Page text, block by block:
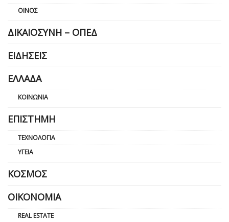
ΟΊΝΟΣ
ΔΙΚΑΙΟΣΎΝΗ – ΟΠΕΔ
ΕΙΔΉΣΕΙΣ
ΕΛΛΆΔΑ
ΚΟΙΝΩΝΊΑ
ΕΠΙΣΤΉΜΗ
ΤΕΧΝΟΛΟΓΊΑ
ΥΓΕΊΑ
ΚΌΣΜΟΣ
ΟΙΚΟΝΟΜΊΑ
REAL ESTATE